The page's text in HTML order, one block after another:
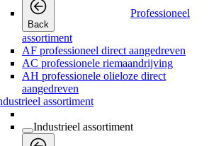
Back
Professioneel
assortiment
AF professioneel direct aangedreven
AC professionele riemaandrijving
AH professionele olieloze direct
aangedreven
assortiment
Industrieel assortiment